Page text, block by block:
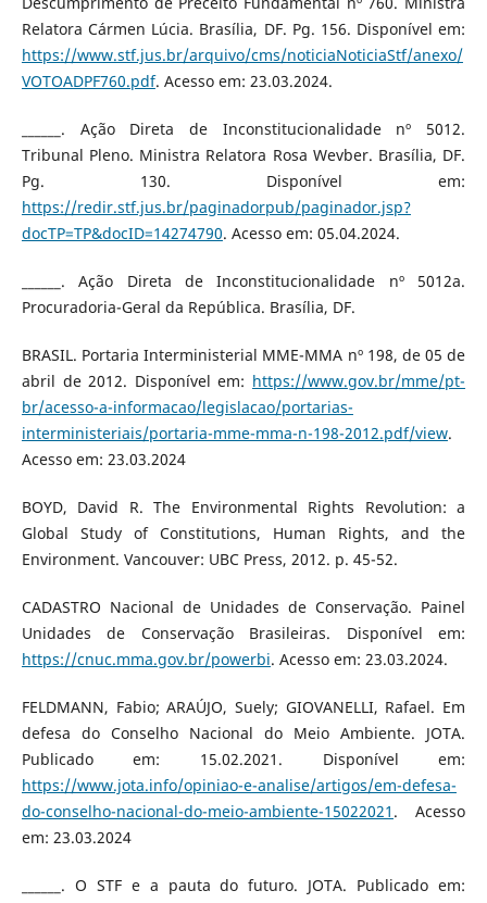
Relatora Cármen Lúcia. Brasília, DF. Pg. 156. Disponível em:
https://www.stf.jus.br/arquivo/cms/noticiaNoticiaStf/anexo/
VOTOADPF760.pdf. Acesso em: 23.03.2024.
______. Ação Direta de Inconstitucionalidade nº 5012.
Tribunal Pleno. Ministra Relatora Rosa Wevber. Brasília, DF.
Pg. 130. Disponível em:
https://redir.stf.jus.br/paginadorpub/paginador.jsp?
docTP=TP&docID=14274790. Acesso em: 05.04.2024.
______. Ação Direta de Inconstitucionalidade nº 5012a.
Procuradoria-Geral da República. Brasília, DF.
BRASIL. Portaria Interministerial MME-MMA nº 198, de 05 de
abril de 2012. Disponível em: https://www.gov.br/mme/pt-
br/acesso-a-informacao/legislacao/portarias-
interministeriais/portaria-mme-mma-n-198-2012.pdf/view.
Acesso em: 23.03.2024
BOYD, David R. The Environmental Rights Revolution: a
Global Study of Constitutions, Human Rights, and the
Environment. Vancouver: UBC Press, 2012. p. 45-52.
CADASTRO Nacional de Unidades de Conservação. Painel
Unidades de Conservação Brasileiras. Disponível em:
https://cnuc.mma.gov.br/powerbi. Acesso em: 23.03.2024.
FELDMANN, Fabio; ARAÚJO, Suely; GIOVANELLI, Rafael. Em
defesa do Conselho Nacional do Meio Ambiente. JOTA.
Publicado em: 15.02.2021. Disponível em:
https://www.jota.info/opiniao-e-analise/artigos/em-defesa-
do-conselho-nacional-do-meio-ambiente-15022021 . Acesso
em: 23.03.2024
______. O STF e a pauta do futuro. JOTA. Publicado em: